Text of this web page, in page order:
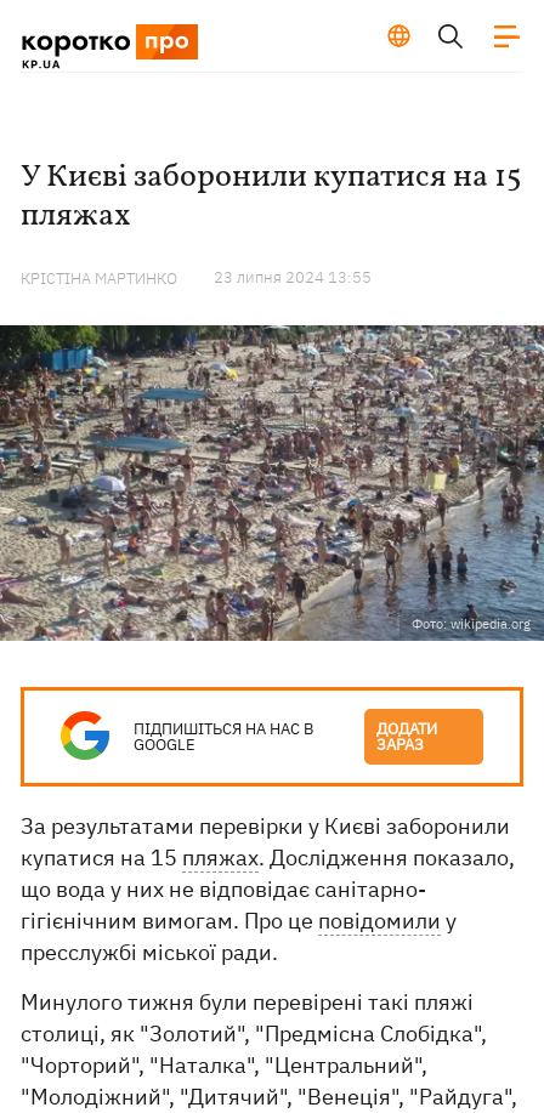
У Києві заборонили купатися на 15
пляжах
КРІСТІНА МАРТИНКО 23 липня 2024 13:55
Фото: wikipedia.org
ПІДПИШІТЬСЯ НА НАС В
GOOGLE
ДОДАТИ
ЗАРАЗ
За результатами перевірки у Києві заборонили
купатися на 15 пляжах. Дослідження показало,
що вода у них не відповідає санітарно-
гігієнічним вимогам. Про це повідомили у
пресслужбі міської ради.
Минулого тижня були перевірені такі пляжі
столиці, як "Золотий", "Предмісна Слобідка",
"Чорторий", "Наталка", "Центральний",
"Молодіжний", "Дитячий", "Венеція", "Райдуга",